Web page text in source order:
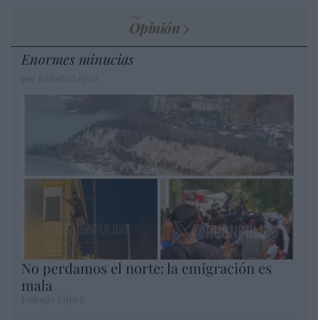
Opinión
Enormes minucias
No perdamos el norte: la emigración es
mala